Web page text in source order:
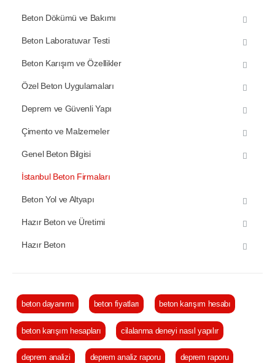
Beton Dökümü ve Bakımı
Beton Laboratuvar Testi
Beton Karışım ve Özellikler
Özel Beton Uygulamaları
Deprem ve Güvenli Yapı
Çimento ve Malzemeler
Genel Beton Bilgisi
İstanbul Beton Firmaları
Beton Yol ve Altyapı
Hazır Beton ve Üretimi
Hazır Beton
beton dayanımı beton fiyatları beton karışım hesabı
beton karışım hesapları cilalanma deneyi nasıl yapılır
deprem analizi deprem analiz raporu deprem raporu